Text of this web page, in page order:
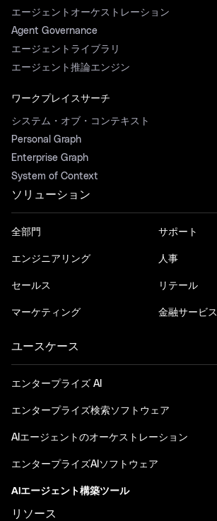
エージェントオーケストレーション
Agent Governance
エージェントライブラリ
エージェント推論エンジン
ワークプレイスサーチ
システム・オブ・コンテキスト
Personal Graph
Enterprise Graph
System of Context
ソリューション
全部門
エンジニアリング
セールス
マーケティング
サポート
人事
リテール
金融サービス
ユースケース
エンタープライズ AI
エンタープライズ検索ソフトウェア
AIエージェントのオーケストレーション
エンタープライズAIソフトウェア
AIエージェント構築ツール
リソース